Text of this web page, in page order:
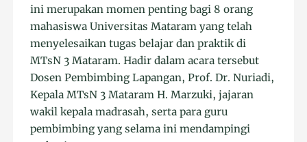
ini merupakan momen penting bagi 8 orang
mahasiswa Universitas Mataram yang telah
menyelesaikan tugas belajar dan praktik di
MTsN 3 Mataram. Hadir dalam acara tersebut
Dosen Pembimbing Lapangan, Prof. Dr. Nuriadi,
Kepala MTsN 3 Mataram H. Marzuki, jajaran
wakil kepala madrasah, serta para guru
pembimbing yang selama ini mendampingi